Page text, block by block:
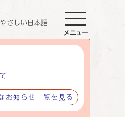
お知らせ一覧を見る
やさしい日本語
メニュー